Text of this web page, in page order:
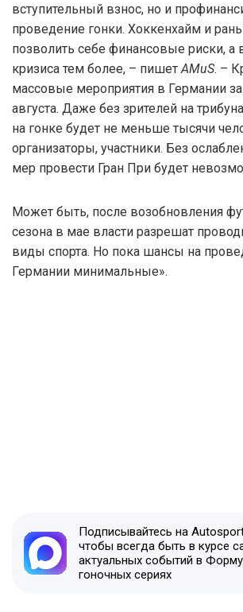
вступительный взнос, но и
проведение гонки. Хоккенхайм и
позволить себе финансовые риски, а
кризиса тем более, – пишет AMuS. –
массовые мероприятия в Германии
августа. Даже без зрителей на
на гонке будет не меньше тысячи
организаторы, участники. Без
мер провести Гран При будет
Может быть, после возобновления
сезона в мае власти разрешат
виды спорта. Но пока шансы на
Германии минимальные».
Подписывайтесь на
чтобы всегда быть в курсе
актуальных событий в
гоночных сериях